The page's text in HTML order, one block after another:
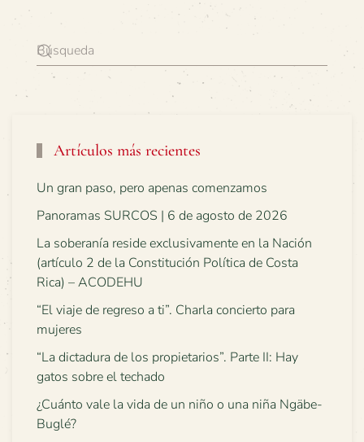
Artículos más recientes
Un gran paso, pero apenas comenzamos
Panoramas SURCOS | 6 de agosto de 2026
La soberanía reside exclusivamente en la Nación
(artículo 2 de la Constitución Política de Costa
Rica) – ACODEHU
“El viaje de regreso a ti”. Charla concierto para
mujeres
“La dictadura de los propietarios”. Parte II: Hay
gatos sobre el techado
¿Cuánto vale la vida de un niño o una niña Ngäbe-
Buglé?